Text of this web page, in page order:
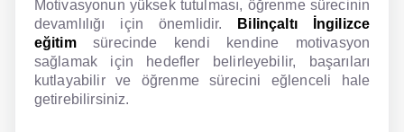
Motivasyonun yüksek tutulması, öğrenme sürecinin
devamlılığı için önemlidir.
Bilinçaltı İngilizce
eğitimsürecinde kendi kendine motivasyon
sağlamak için hedefler belirleyebilir, başarıları
kutlayabilir ve öğrenme sürecini eğlenceli hale
getirebilirsiniz.